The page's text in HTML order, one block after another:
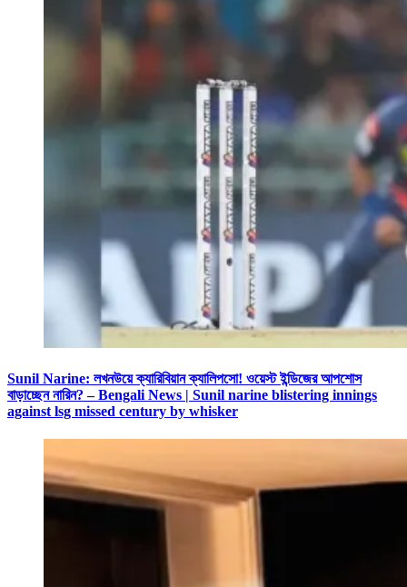
Sunil Narine: লখনউয়ে ক্যারিবিয়ান ক্যালিপসো! ওয়েস্ট ইন্ডিজের আপশোস
বাড়াচ্ছেন নারিন? – Bengali News | Sunil narine blistering innings
against lsg missed century by whisker